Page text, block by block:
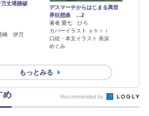
丈塔踏破
崎 伊万
デスマーチからはじまる異世
界狂想曲 …2
著者 愛七 ひろ
カバーイラスト ｓｈｒｉ
口絵・本文イラスト 長浜
めぐみ
もっとみる
め Recommended by